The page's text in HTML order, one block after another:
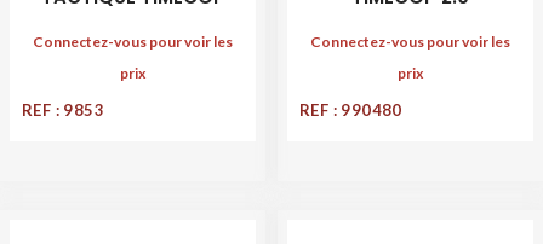
Connectez-vous pour voir les
prix
REF : 9853
Connectez-vous pour voir les
prix
REF : 990480